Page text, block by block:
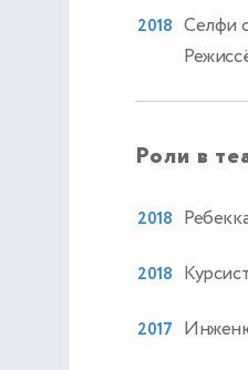
2018 Селфи
Роли в
2018
2018
2017